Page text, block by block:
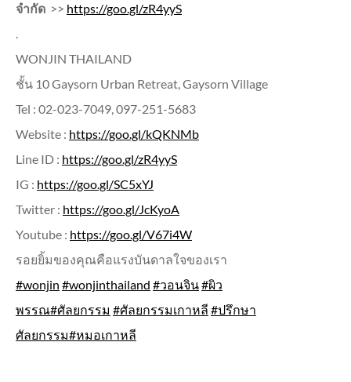
จำกัด >> https://goo.gl/zR4yyS
.
WONJIN THAILAND
ชั้น 10 Gaysorn Urban Retreat, Gaysorn Village
Tel : 02-023-7049, 097-251-5683
Website : https://goo.gl/kQKNMb
Line ID : https://goo.gl/zR4yyS
IG : https://goo.gl/SC5xYJ
Twitter : https://goo.gl/JcKyoA
Youtube : https://goo.gl/V67i4W
รอยยิ้มของคุณคือแรงบันดาลใจของเรา
#wonjin #wonjinthailand #วอนจิน#ผิว
พรรณ#ศัลยกรรม #ศัลยกรรมเกาหลี #ปรึกษา
ศัลยกรรม#หมอเกาหลี